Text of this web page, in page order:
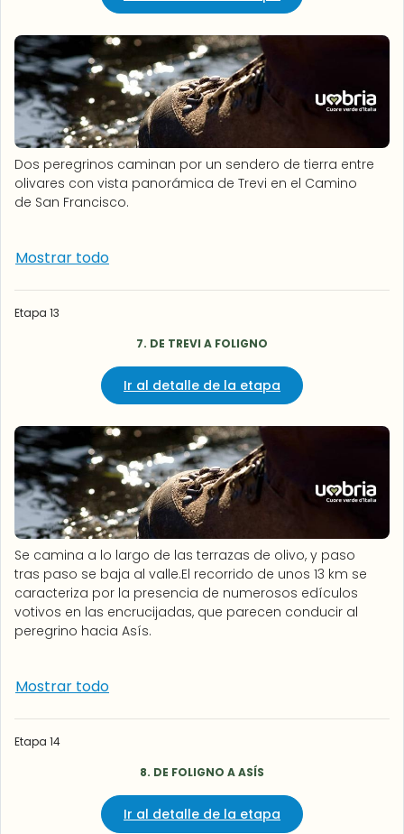
Dos peregrinos caminan por un sendero de tierra entre
olivares con vista panorámica de Trevi en el Camino
de San Francisco.
Mostrar todo
Etapa 13
7. DE TREVI A FOLIGNO
Ir al detalle de la etapa
Se camina a lo largo de las terrazas de olivo, y paso
tras paso se baja al valle.El recorrido de unos 13 km se
caracteriza por la presencia de numerosos edículos
votivos en las encrucijadas, que parecen conducir al
peregrino hacia Asís.
Mostrar todo
Etapa 14
8. DE FOLIGNO A ASÍS
Ir al detalle de la etapa